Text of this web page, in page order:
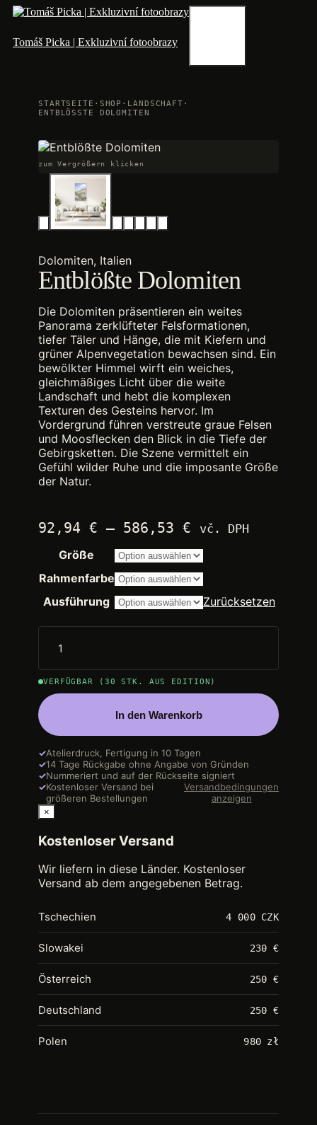
Zum
springen
Tomáš Picka | Exkluzivní fotoobrazy
STARTSEITE · SHOP · LANDSCHAFT ·
ENTBLÖSSTE DOLOMITEN
zum Vergrößern klicken
Dolomiten, Italien
Entblößte Dolomiten
Die Dolomiten präsentieren ein weites
Panorama zerklüfteter Felsformationen,
tiefer Täler und Hänge, die mit Kiefern und
grüner Alpenvegetation bewachsen sind. Ein
bewölkter Himmel wirft ein weiches,
gleichmäßiges Licht über die weite
Landschaft und hebt die komplexen
Texturen des Gesteins hervor. Im
Vordergrund führen verstreute graue Felsen
und Moosflecken den Blick in die Tiefe der
Gebirgsketten. Die Szene vermittelt ein
Gefühl wilder Ruhe und die imposante Größe
der Natur.
92,94 € – 586,53 € Preisspanne:
bis
14.200,00 €
vč. DPH
Größe
Rahmenfarbe
Ausführung
Zurücksetzen
VERFÜGBAR (30 STK. AUS EDITION)
In den Warenkorb
✓Atelierdruck, Fertigung in 10 Tagen
✓14 Tage Rückgabe ohne Angabe von Gründen
✓Nummeriert und auf der Rückseite signiert
✓Kostenloser Versand bei
größeren Bestellungen
Versandbedingungen
anzeigen
×
Kostenloser Versand
Wir liefern in diese Länder. Kostenloser
Versand ab dem angegebenen Betrag.
Tschechien 4 000 CZK
Slowakei 230 €
Österreich 250 €
Deutschland 250 €
Polen 980 zł